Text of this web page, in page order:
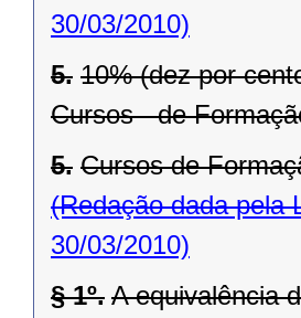
30/03/2010)
5. 10% (dez por
Cursos - de
5. Cursos de
(Redação dada pela
30/03/2010)
§ 1º. A equivalência